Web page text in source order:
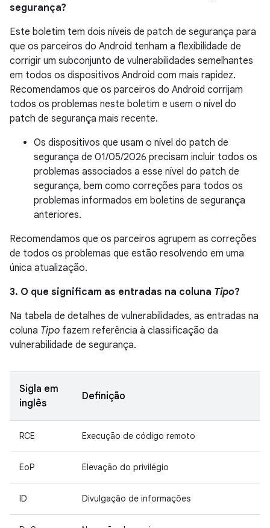
segurança?
Este boletim tem dois níveis de patch de segurança para
que os parceiros do Android tenham a flexibilidade de
corrigir um subconjunto de vulnerabilidades semelhantes
em todos os dispositivos Android com mais rapidez.
Recomendamos que os parceiros do Android corrijam
todos os problemas neste boletim e usem o nível do
patch de segurança mais recente.
Os dispositivos que usam o nível do patch de
segurança de 01/05/2026 precisam incluir todos os
problemas associados a esse nível do patch de
segurança, bem como correções para todos os
problemas informados em boletins de segurança
anteriores.
Recomendamos que os parceiros agrupem as correções
de todos os problemas que estão resolvendo em uma
única atualização.
3. O que significam as entradas na coluna Tipo?
Na tabela de detalhes de vulnerabilidades, as entradas na
coluna Tipo fazem referência à classificação da
vulnerabilidade de segurança.
Sigla em
inglês
Definição
RCE Execução de código remoto
EoP Elevação do privilégio
ID Divulgação de informações